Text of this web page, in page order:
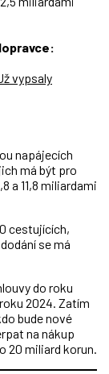
vypsaly
napájecích
má být pro
a 11,8 miliardami
cestujících,
se má
do roku
2024. Zatím
bude nové
na nákup
20 miliard korun.